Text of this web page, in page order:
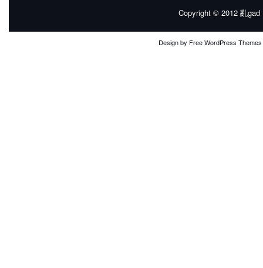
Copyright © 2012 亂gad
Design by Free WordPress Themes